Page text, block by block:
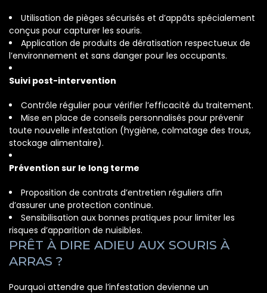
Utilisation de pièges sécurisés et d’appâts spécialement
conçus pour capturer les souris.
Application de produits de dératisation respectueux de
l’environnement et sans danger pour les occupants.
Suivi post-intervention
Contrôle régulier pour vérifier l’efficacité du traitement.
Mise en place de conseils personnalisés pour prévenir
toute nouvelle infestation (hygiène, colmatage des trous,
stockage alimentaire).
Prévention sur le long terme
Proposition de contrats d’entretien réguliers afin
d’assurer une protection continue.
Sensibilisation aux bonnes pratiques pour limiter les
risques d’apparition de nuisibles.
PRÊT À DIRE ADIEU AUX SOURIS À
ARRAS ?
Pourquoi attendre que l’infestation devienne un